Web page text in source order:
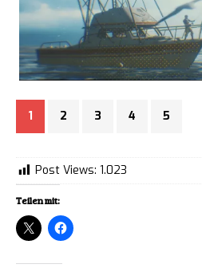
1 2 3 4 5
Post Views: 1.023
Teilen mit: